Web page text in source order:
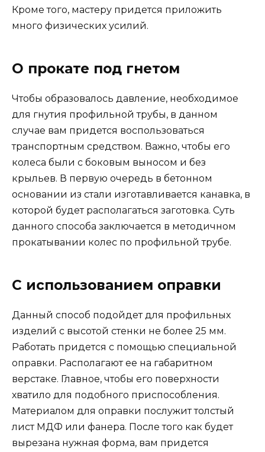
Кроме того, мастеру придется приложить
много физических усилий.
О прокате под гнетом
Чтобы образовалось давление, необходимое
для гнутия профильной трубы, в данном
случае вам придется воспользоваться
транспортным средством. Важно, чтобы его
колеса были с боковым выносом и без
крыльев. В первую очередь в бетонном
основании из стали изготавливается канавка, в
которой будет располагаться заготовка. Суть
данного способа заключается в методичном
прокатывании колес по профильной трубе.
С использованием оправки
Данный способ подойдет для профильных
изделий с высотой стенки не более 25 мм.
Работать придется с помощью специальной
оправки. Располагают ее на габаритном
верстаке. Главное, чтобы его поверхности
хватило для подобного приспособления.
Материалом для оправки послужит толстый
лист МДФ или фанера. После того как будет
вырезана нужная форма, вам придется